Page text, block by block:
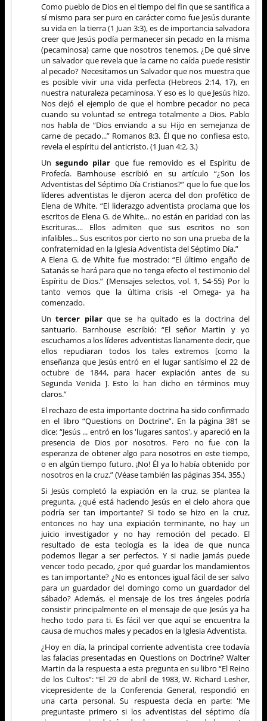
Como pueblo de Dios en el tiempo del fin que se santifica a
sí mismo para ser puro en carácter como fue Jesús durante
su vida en la tierra (1 Juan 3:3), es de importancia salvadora
creer que Jesús podía permanecer sin pecado en la misma
(pecaminosa) carne que nosotros tenemos. ¿De qué sirve
un salvador que revela que la carne no caída puede resistir
al pecado? Necesitamos un Salvador que nos muestra que
es posible vivir una vida perfecta (Hebreos 2:14, 17), en
nuestra naturaleza pecaminosa. Y eso es lo que Jesús hizo.
Nos dejó el ejemplo de que el hombre pecador no peca
cuando su voluntad se entrega totalmente a Dios. Pablo
nos habla de “Dios enviando a su Hijo en semejanza de
carne de pecado...” Romanos 8:3. Él que no confiesa esto,
revela el espíritu del anticristo. (1 Juan 4:2, 3.)
Unsegundo pilar que fue removido es el Espíritu de
Profecía. Barnhouse escribió en su artículo “¿Son los
Adventistas del Séptimo Día Cristianos?” que lo fue que los
líderes adventistas le dijeron acerca del don profético de
Elena de White. “El liderazgo adventista proclama que los
escritos de Elena G. de White... no están en paridad con las
Escrituras.... Ellos admiten que sus escritos no son
infalibles... Sus escritos por cierto no son una prueba de la
confraternidad en la Iglesia Adventista del Séptimo Día.”
A Elena G. de White fue mostrado: “El último engaño de
Satanás se hará para que no tenga efecto el testimonio del
Espíritu de Dios.” {Mensajes selectos, vol. 1, 54-55} Por lo
tanto vemos que la última crisis -el Omega- ya ha
comenzado.
Untercer pilar que se ha quitado es la doctrina del
santuario. Barnhouse escribió: “El señor Martin y yo
escuchamos a los líderes adventistas llanamente decir, que
ellos repudiaran todos los tales extremos [como la
enseñanza que Jesús entró en el lugar santísimo el 22 de
octubre de 1844, para hacer expiación antes de su
Segunda Venida ]. Esto lo han dicho en términos muy
claros.”
El rechazo de esta importante doctrina ha sido confirmado
en el libro “Questions on Doctrine”. En la página 381 se
dice: “Jesús ... entró en los 'lugares santos', y apareció en la
presencia de Dios por nosotros. Pero no fue con la
esperanza de obtener algo para nosotros en este tiempo,
o en algún tiempo futuro. ¡No! Él ya lo había obtenido por
nosotros en la cruz.” (Véase también las páginas 354, 355.)
Si Jesús completó la expiación en la cruz, se plantea la
pregunta, ¿qué está haciendo Jesús en el cielo ahora que
podría ser tan importante? Si todo se hizo en la cruz,
entonces no hay una expiación terminante, no hay un
juicio investigador y no hay remoción del pecado. El
resultado de esta teología es la idea de que nunca
podemos llegar a ser perfectos. Y si nadie jamás puede
vencer todo pecado, ¿por qué guardar los mandamientos
es tan importante? ¿No es entonces igual fácil de ser salvo
para un guardador del domingo como un guardador del
sábado? Además, el mensaje de los tres ángeles podría
consistir principalmente en el mensaje de que Jesús ya ha
hecho todo para ti. Es fácil ver que aquí se encuentra la
causa de muchos males y pecados en la Iglesia Adventista.
¿Hoy en día, la principal corriente adventista cree todavía
las falacias presentadas en Questions on Doctrine? Walter
Martin da la respuesta a esta pregunta en su libro “El Reino
de los Cultos”: “El 29 de abril de 1983, W. Richard Lesher,
vicepresidente de la Conferencia General, respondió en
una carta personal. Su respuesta decía en parte: 'Me
preguntaste primero si los adventistas del séptimo día